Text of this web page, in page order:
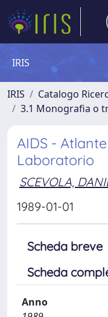
IRIS
IRIS Catalogo
3.1 Monografia o
AIDS -
Laboratorio
SCEVOLA,
1989-01-01
Scheda breve
Scheda
Anno